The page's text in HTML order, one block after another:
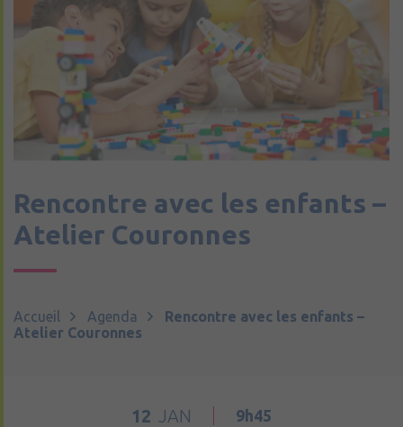
Rencontre avec les enfants –
Atelier Couronnes
Accueil Agenda
Rencontre avec les enfants –
Atelier Couronnes
12 JAN 9h45